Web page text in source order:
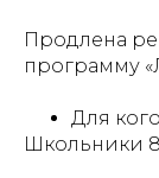
Продлена
программу
Для
Школьники 8-